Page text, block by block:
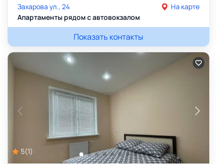
Захарова ул., 24
На карте
Апартаменты рядом с автовокзалом
Показать контакты
5(1)